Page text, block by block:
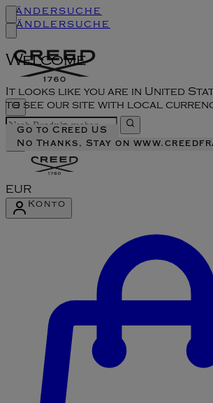
Welcome
It looks like you are in United
to see our site with local
Go to Creed US
No Thanks, Stay on
Ländersuche
Händlersuche
EUR
Konto